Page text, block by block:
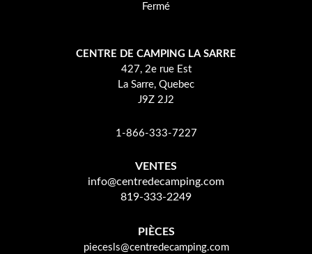
Fermé
CENTRE DE CAMPING LA SARRE
427, 2e rue Est
La Sarre, Quebec
J9Z 2J2
1-866-333-7227
VENTES
info@centredecamping.com
819-333-2249
PIÈCES
piecesls@centredecamping.com